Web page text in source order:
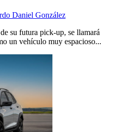
Daniel González
su futura pick-up, se llamará
un vehículo muy espacioso...